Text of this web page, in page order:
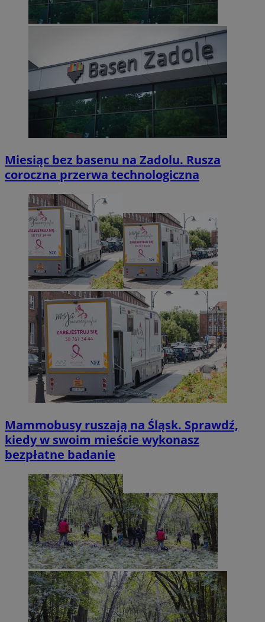
Miesiąc bez basenu na Zadolu. Rusza
coroczna przerwa technologiczna
Mammobusy ruszają na Śląsk. Sprawdź,
kiedy w swoim mieście wykonasz
bezpłatne badanie